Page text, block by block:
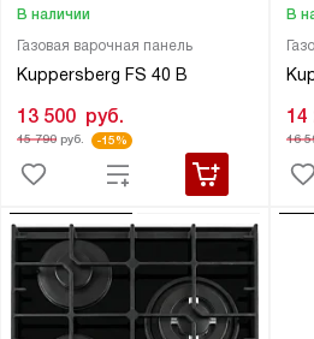
Газовая варочная панель
Kuppersberg FS 40 B
В наличии
13 500 руб.
15 790руб. -15%
В
14
16